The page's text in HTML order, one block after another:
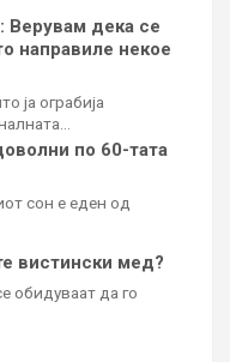
Верувам дека се
направиле некое
ја ограбија
по 60-тата
сон е еден од
вистински мед?
обидуваат да го